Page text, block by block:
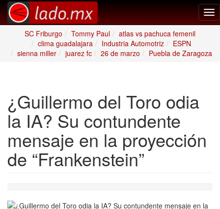
SC Friburgo
Tommy Paul
atlas vs pachuca femenil
clima guadalajara
Industria Automotriz
ESPN
sienna miller
juarez fc 26 de marzo Puebla de Zaragoza
¿Guillermo del Toro odia
la IA? Su contundente
mensaje en la proyección
de “Frankenstein”